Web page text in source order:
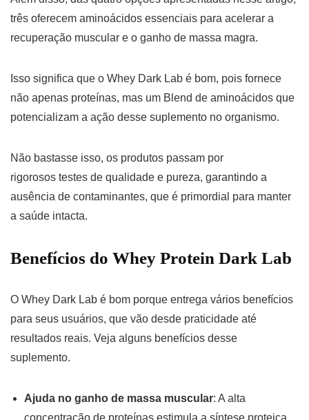
três oferecem aminoácidos essenciais para acelerar a
recuperação muscular e o ganho de massa magra.
Isso significa que o Whey Dark Lab é bom, pois fornece
não apenas proteínas, mas um Blend de aminoácidos que
potencializam a ação desse suplemento no organismo.
Não bastasse isso, os produtos passam por
rigorosos testes de qualidade e pureza, garantindo a
ausência de contaminantes, que é primordial para manter
a saúde intacta.
Benefícios do Whey Protein Dark Lab
O Whey Dark Lab é bom porque entrega vários benefícios
para seus usuários, que vão desde praticidade até
resultados reais. Veja alguns benefícios desse
suplemento.
Ajuda no ganho de massa muscular: A alta
concentração de proteínas estimula a síntese proteica,